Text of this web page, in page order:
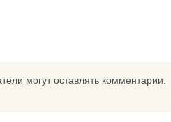
могут оставлять комментарии.